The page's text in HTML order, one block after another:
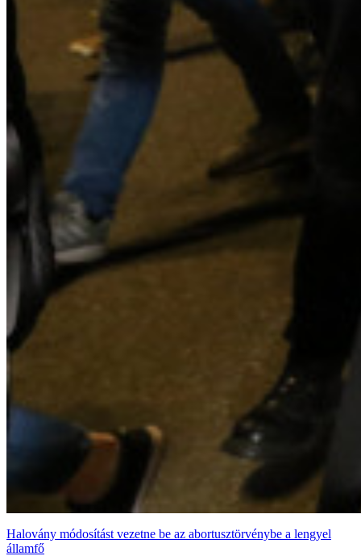
Halovány módosítást vezetne be az abortusztörvénybe a lengyel
államfő